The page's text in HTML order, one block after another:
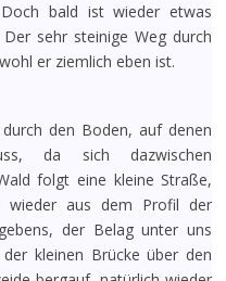
bald ist wieder etwas
sehr steinige Weg durch
er ziemlich eben ist.
den Boden, auf denen
da sich dazwischen
folgt eine kleine Straße,
wieder aus dem Profil der
der Belag unter uns
kleinen Brücke über den